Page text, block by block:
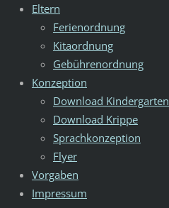
Eltern
Ferienordnung
Kitaordnung
Gebührenordnung
Konzeption
Download Kindergarten
Download Krippe
Sprachkonzeption
Flyer
Vorgaben
Impressum